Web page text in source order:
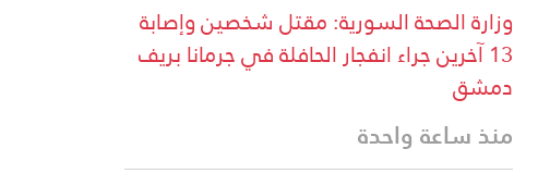
وزارة الصحة السورية: مقتل شخصين وإصابة
13 آخرين جراء انفجار الحافلة في جرمانا بريف
دمشق
منذ ساعة واحدة